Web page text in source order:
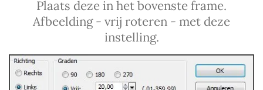
Plaats deze in het bovenste frame.
Afbeelding - vrij roteren - met deze
instelling.